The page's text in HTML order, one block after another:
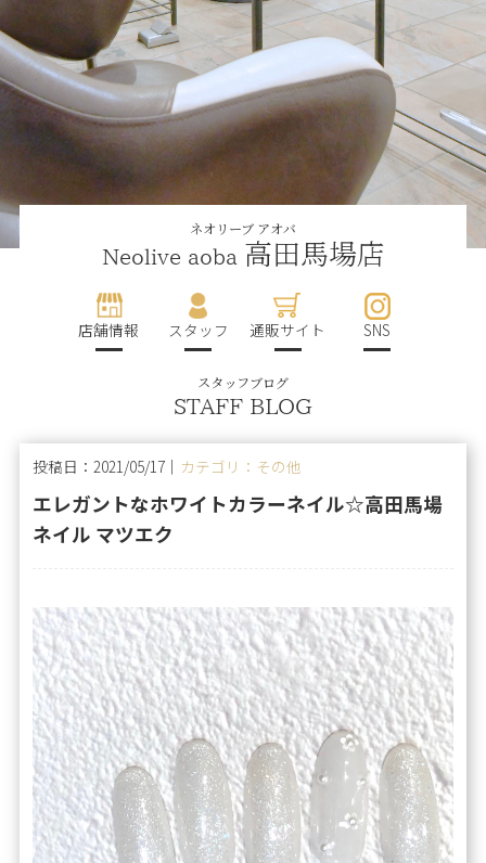
ネオリーブ アオバ
Neolive aoba 高田馬場店
店舗情報 スタッフ 通販サイト SNS
スタッフブログ
STAFF BLOG
投稿日：2021/05/17｜ カテゴリ：その他
エレガントなホワイトカラーネイル☆高田馬場
ネイル マツエク